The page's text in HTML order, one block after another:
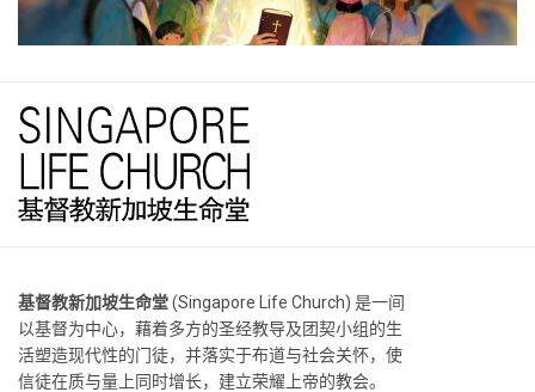
基督教新加坡生命堂(Singapore Life Church) 是一间
以基督为中心，藉着多方的圣经教导及团契小组的生
活塑造现代性的门徒，并落实于布道与社会关怀，使
信徒在质与量上同时增长，建立荣耀上帝的教会。